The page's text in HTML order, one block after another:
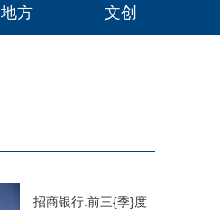
地方 文创
招商银行.前三{季}度